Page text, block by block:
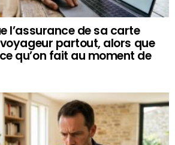
l’assurance de sa carte
partout, alors que
qu’on fait au moment de